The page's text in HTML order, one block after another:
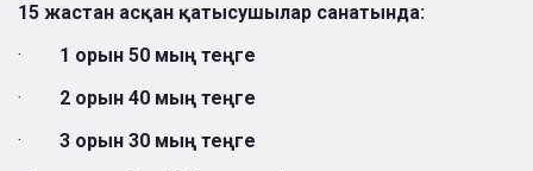
15 жастан асқан қатысушылар санатында:
· 1 орын 50 мың теңге
· 2 орын 40 мың теңге
· 3 орын 30 мың теңге